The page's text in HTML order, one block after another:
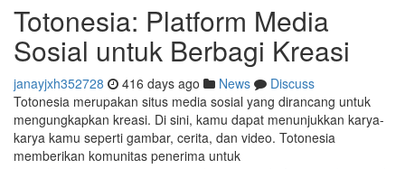
Totonesia: Platform Media
Sosial untuk Berbagi Kreasi
janayjxh352728 416 days ago News
Discuss
Totonesia merupakan situs media sosial yang dirancang untuk
mengungkapkan kreasi. Di sini, kamu dapat menunjukkan karya-
karya kamu seperti gambar, cerita, dan video. Totonesia
memberikan komunitas penerima untuk